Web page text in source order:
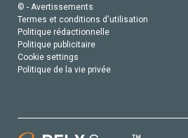
© - Avertissements
Termes et conditions d'utilisation
Politique rédactionnelle
Politique publicitaire
Cookie settings
Politique de la vie privée